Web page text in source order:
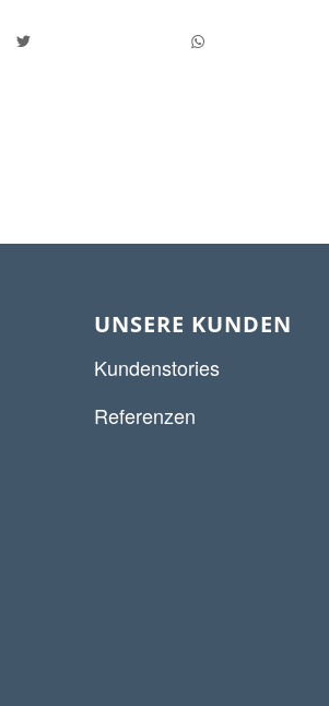
UNSERE KUNDEN
Kundenstories
Referenzen